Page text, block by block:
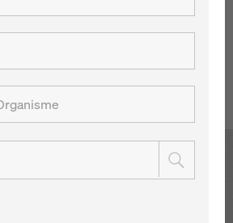
ont représenté dans cet ouvrage,
élevées en matière de performance